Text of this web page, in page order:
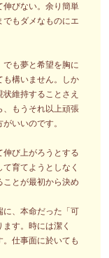
びない。余り簡単
でもダメなものにエ
も夢と希望を胸に
も構いません。しか
維持することさえ
、もうそれ以上頑張
いいのです。
伸び上がろうとする
育てようとしなく
とが最初から決め
に、本命だった「可
す。時には潔く
。仕事面に於いても